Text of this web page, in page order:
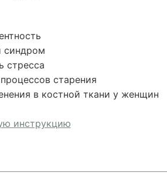
синдром
стресса
старения
в костной ткани у женщин
инструкцию